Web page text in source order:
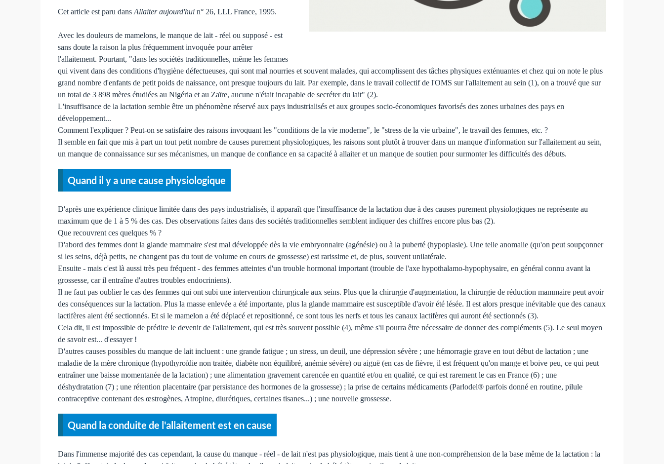
Cet article est paru dansAllaiter aujourd'hui n° 26, LLL France, 1995.
Avec les douleurs de mamelons, le manque de lait - réel ou supposé - est
sans doute la raison la plus fréquemment invoquée pour arrêter
l'allaitement. Pourtant, "dans les sociétés traditionnelles, même les femmes
qui vivent dans des conditions d'hygiène défectueuses, qui sont mal nourries et souvent malades, qui accomplissent des tâches physiques exténuantes et chez qui on note le plus
grand nombre d'enfants de petit poids de naissance, ont presque toujours du lait. Par exemple, dans le travail collectif de l'OMS sur l'allaitement au sein (1), on a trouvé que sur
un total de 3 898 mères étudiées au Nigéria et au Zaïre, aucune n'était incapable de secréter du lait" (2).
L'insuffisance de la lactation semble être un phénomène réservé aux pays industrialisés et aux groupes socio-économiques favorisés des zones urbaines des pays en
développement...
Comment l'expliquer ? Peut-on se satisfaire des raisons invoquant les "conditions de la vie moderne", le "stress de la vie urbaine", le travail des femmes, etc. ?
Il semble en fait que mis à part un tout petit nombre de causes purement physiologiques, les raisons sont plutôt à trouver dans un manque d'information sur l'allaitement au sein,
un manque de connaissance sur ses mécanismes, un manque de confiance en sa capacité à allaiter et un manque de soutien pour surmonter les difficultés des débuts.
Quand il y a une cause physiologique
D'après une expérience clinique limitée dans des pays industrialisés, il apparaît que l'insuffisance de la lactation due à des causes purement physiologiques ne représente au
maximum que de 1 à 5 % des cas. Des observations faites dans des sociétés traditionnelles semblent indiquer des chiffres encore plus bas (2).
Que recouvrent ces quelques % ?
D'abord des femmes dont la glande mammaire s'est mal développée dès la vie embryonnaire (agénésie) ou à la puberté (hypoplasie). Une telle anomalie (qu'on peut soupçonner
si les seins, déjà petits, ne changent pas du tout de volume en cours de grossesse) est rarissime et, de plus, souvent unilatérale.
Ensuite - mais c'est là aussi très peu fréquent - des femmes atteintes d'un trouble hormonal important (trouble de l'axe hypothalamo-hypophysaire, en général connu avant la
grossesse, car il entraîne d'autres troubles endocriniens).
Il ne faut pas oublier le cas des femmes qui ont subi une intervention chirurgicale aux seins. Plus que la chirurgie d'augmentation, la chirurgie de réduction mammaire peut avoir
des conséquences sur la lactation. Plus la masse enlevée a été importante, plus la glande mammaire est susceptible d'avoir été lésée. Il est alors presque inévitable que des canaux
lactifères aient été sectionnés. Et si le mamelon a été déplacé et repositionné, ce sont tous les nerfs et tous les canaux lactifères qui auront été sectionnés (3).
Cela dit, il est impossible de prédire le devenir de l'allaitement, qui est très souvent possible (4), même s'il pourra être nécessaire de donner des compléments (5). Le seul moyen
de savoir est... d'essayer !
D'autres causes possibles du manque de lait incluent : une grande fatigue ; un stress, un deuil, une dépression sévère ; une hémorragie grave en tout début de lactation ; une
maladie de la mère chronique (hypothyroïdie non traitée, diabète non équilibré, anémie sévère) ou aiguë (en cas de fièvre, il est fréquent qu'on mange et boive peu, ce qui peut
entraîner une baisse momentanée de la lactation) ; une alimentation gravement carencée en quantité et/ou en qualité, ce qui est rarement le cas en France (6) ; une
déshydratation (7) ; une rétention placentaire (par persistance des hormones de la grossesse) ; la prise de certains médicaments (Parlodel® parfois donné en routine, pilule
contraceptive contenant des œstrogènes, Atropine, diurétiques, certaines tisanes...) ; une nouvelle grossesse.
Quand la conduite de l'allaitement est en cause
Dans l'immense majorité des cas cependant, la cause du manque - réel - de lait n'est pas physiologique, mais tient à une non-compréhension de la base même de la lactation : la